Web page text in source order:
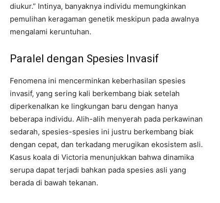
diukur.” Intinya, banyaknya individu memungkinkan
pemulihan keragaman genetik meskipun pada awalnya
mengalami keruntuhan.
Paralel dengan Spesies Invasif
Fenomena ini mencerminkan keberhasilan spesies
invasif, yang sering kali berkembang biak setelah
diperkenalkan ke lingkungan baru dengan hanya
beberapa individu. Alih-alih menyerah pada perkawinan
sedarah, spesies-spesies ini justru berkembang biak
dengan cepat, dan terkadang merugikan ekosistem asli.
Kasus koala di Victoria menunjukkan bahwa dinamika
serupa dapat terjadi bahkan pada spesies asli yang
berada di bawah tekanan.